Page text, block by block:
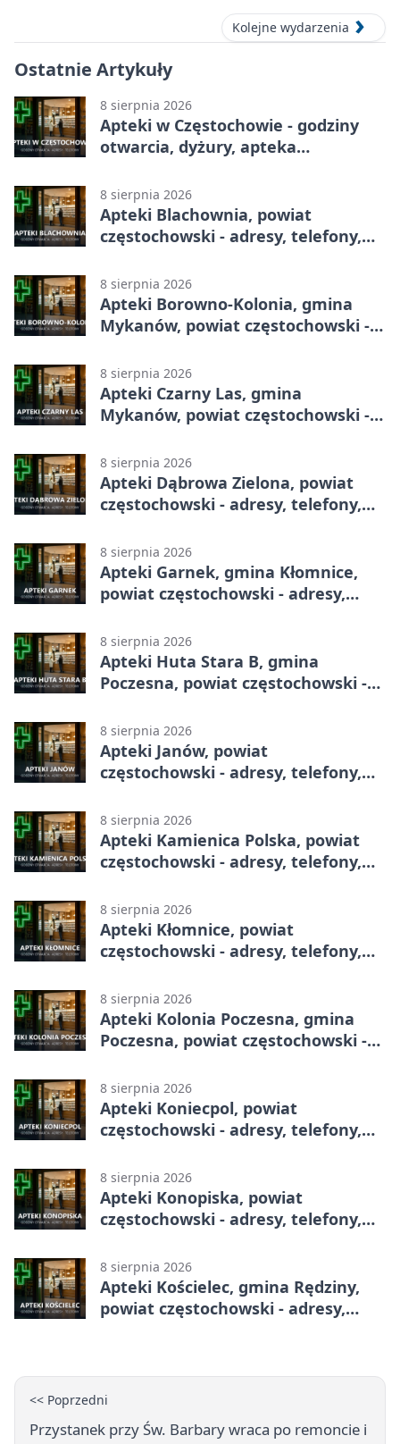
Kolejne wydarzenia
Ostatnie Artykuły
8 sierpnia 2026
Apteki w Częstochowie - godziny
otwarcia, dyżury, apteka
8 sierpnia 2026
Apteki Blachownia, powiat
częstochowski - adresy, telefony,
8 sierpnia 2026
Apteki Borowno-Kolonia, gmina
Mykanów, powiat częstochowski -
8 sierpnia 2026
Apteki Czarny Las, gmina
Mykanów, powiat częstochowski -
8 sierpnia 2026
Apteki Dąbrowa Zielona, powiat
częstochowski - adresy, telefony,
8 sierpnia 2026
Apteki Garnek, gmina Kłomnice,
powiat częstochowski - adresy,
8 sierpnia 2026
Apteki Huta Stara B, gmina
Poczesna, powiat częstochowski -
8 sierpnia 2026
Apteki Janów, powiat
częstochowski - adresy, telefony,
8 sierpnia 2026
Apteki Kamienica Polska, powiat
częstochowski - adresy, telefony,
8 sierpnia 2026
Apteki Kłomnice, powiat
częstochowski - adresy, telefony,
8 sierpnia 2026
Apteki Kolonia Poczesna, gmina
Poczesna, powiat częstochowski -
8 sierpnia 2026
Apteki Koniecpol, powiat
częstochowski - adresy, telefony,
8 sierpnia 2026
Apteki Konopiska, powiat
częstochowski - adresy, telefony,
8 sierpnia 2026
Apteki Kościelec, gmina Rędziny,
powiat częstochowski - adresy,
<< Poprzedni
Przystanek przy Św. Barbary wraca po remoncie i